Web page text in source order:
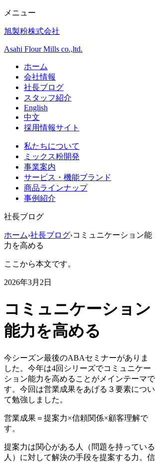
メニュー
旭製粉株式会社
Asahi Flour Mills co.,ltd.
ホーム
会社情報
社長ブログ
スタッフ紹介
English
中文
採用情報サイト
私たちについて
ミックス粉開発
事業案内
サービス・機能ブランド
商品ラインナップ
事例紹介
社長ブログ
ホーム›社長ブログ›コミュニケーション能
力を高める
ここから本文です。
2026年3月2日
コミュニケーション
能力を高める
今シーズン最後のABAセミナーがありま
した。今年は4回シリーズでコミュニケー
ション能力を高めることがメインテーマで
す。今回は営業成果をあげる３要素につい
て勉強しました。
営業成果＝提案力×信頼関係×顧客理解で
す。
提案力は関心がある人（問題を持っている
人）に対して解決の手段を提案する力。信